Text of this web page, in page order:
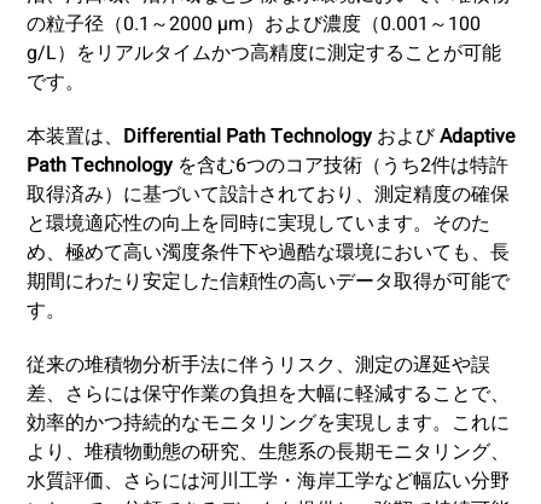
の粒子径（0.1～2000 µm）および濃度（0.001～100
g/L）をリアルタイムかつ高精度に測定することが可能
です。
本装置は、 Differential Path TechnologyおよびAdaptive
Path Technologyを含む6つのコア技術（うち2件は特許
取得済み）に基づいて設計されており、測定精度の確保
と環境適応性の向上を同時に実現しています。そのた
め、極めて高い濁度条件下や過酷な環境においても、長
期間にわたり安定した信頼性の高いデータ取得が可能で
す。
従来の堆積物分析手法に伴うリスク、測定の遅延や誤
差、さらには保守作業の負担を大幅に軽減することで、
効率的かつ持続的なモニタリングを実現します。これに
より、堆積物動態の研究、生態系の長期モニタリング、
水質評価、さらには河川工学・海岸工学など幅広い分野